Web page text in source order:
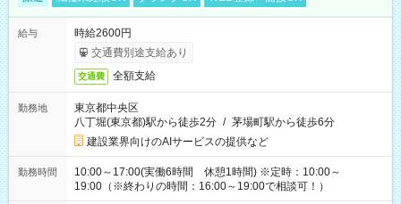
給与
時給2600円
交通費別途支給あり
交通費 全額支給
勤務地
東京都中央区
八丁堀(東京都)駅から徒歩2分 / 茅場町駅から徒歩6分
建設業界向けのAIサービスの提供など
勤務時間
10:00～17:00(実働6時間 休憩1時間) ※定時：10:00～
19:00（※終わりの時間：16:00～19:00で相談可！）